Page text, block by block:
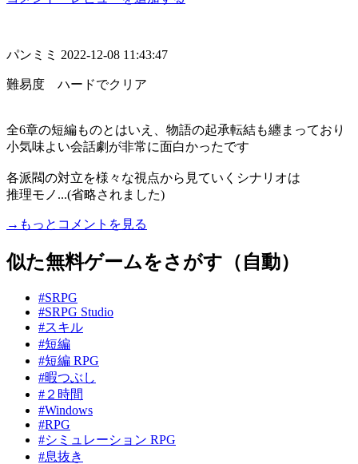
パンミミ 2022-12-08 11:43:47
難易度 ハードでクリア
全6章の短編ものとはいえ、物語の起承転結も纏まっており
小気味よい会話劇が非常に面白かったです
各派閥の対立を様々な視点から見ていくシナリオは
推理モノ...(省略されました)
→もっとコメントを見る
似た無料ゲームをさがす（自動）
#SRPG
#SRPG Studio
#スキル
#短編
#短編 RPG
#暇つぶし
#２時間
#Windows
#RPG
#シミュレーション RPG
#息抜き